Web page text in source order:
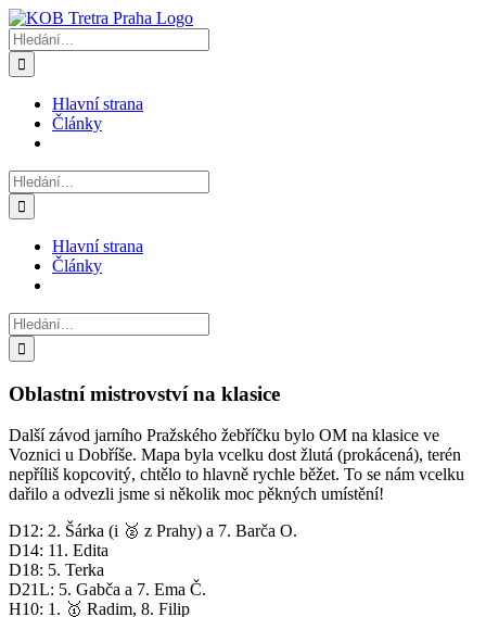
Přeskočit
na
obsah
Hledat:
Hlavní strana
Články
Hledat:
Hlavní strana
Články
Hledat:
Oblastní mistrovství na klasice
Další závod jarního Pražského žebříčku bylo OM na klasice ve
Voznici u Dobříše. Mapa byla vcelku dost žlutá (prokácená), terén
nepříliš kopcovitý, chtělo to hlavně rychle běžet. To se nám vcelku
dařilo a odvezli jsme si několik moc pěkných umístění!
D12: 2. Šárka (i 🥈 z Prahy) a 7. Barča O.
D14: 11. Edita
D18: 5. Terka
D21L: 5. Gabča a 7. Ema Č.
H10: 1. 🥇 Radim, 8. Filip